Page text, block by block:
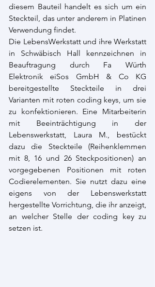
diesem Bauteil handelt es sich um ein
Steckteil, das unter anderem in Platinen
Verwendung findet.
Die LebensWerkstatt und ihre Werkstatt
in Schwäbisch Hall kennzeichnen in
Beauftragung durch Fa Würth
Elektronik eiSos GmbH & Co KG
bereitgestellte Steckteile in drei
Varianten mit roten coding keys, um sie
zu konfektionieren. Eine Mitarbeiterin
mit Beeinträchtigung in der
Lebenswerkstatt, Laura M., bestückt
dazu die Steckteile (Reihenklemmen
mit 8, 16 und 26 Steckpositionen) an
vorgegebenen Positionen mit roten
Codierelementen. Sie nutzt dazu eine
eigens von der Lebenswerkstatt
hergestellte Vorrichtung, die ihr anzeigt,
an welcher Stelle der coding key zu
setzen ist.